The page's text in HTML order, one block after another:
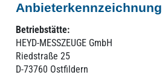
Anbieterkennzeichnung
Betriebstätte:
HEYD-MESSZEUGE GmbH
Riedstraße 25
D-73760 Ostfildern